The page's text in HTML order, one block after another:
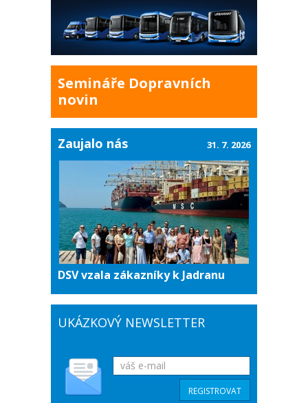
Semináře Dopravních
novin
Zaujalo nás
DSV vzala zákazníky k Jadranu
31. 7. 2026
UKÁZKOVÝ NEWSLETTER